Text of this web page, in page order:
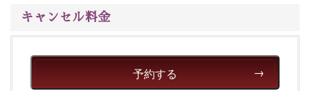
■貸切温泉風呂 （40分2000円）
眺望はございませんが、源泉掛け流しの温泉の質を楽し
トな空間をお愉しみください。
キャンセル料金
予約する